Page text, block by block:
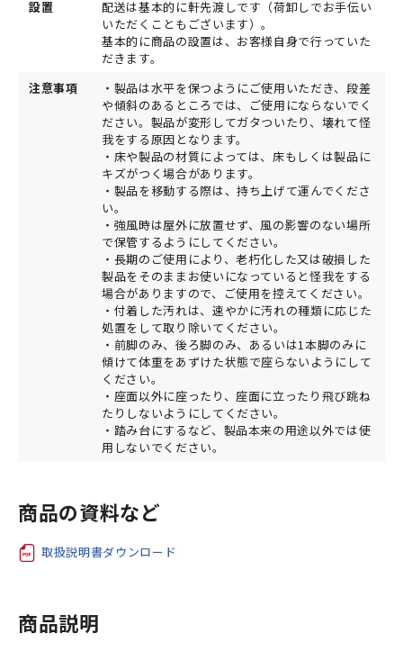
設置
配送は基本的に軒先渡しです（荷卸しでお手伝い
いただくこともございます）。
基本的に商品の設置は、お客様自身で行っていた
だきます。
注意事項
・製品は水平を保つようにご使用いただき、段差
や傾斜のあるところでは、ご使用にならないでく
ださい。製品が変形してガタついたり、壊れて怪
我をする原因となります。
・床や製品の材質によっては、床もしくは製品に
キズがつく場合があります。
・製品を移動する際は、持ち上げて運んでくださ
い。
・強風時は屋外に放置せず、風の影響のない場所
で保管するようにしてください。
・長期のご使用により、老朽化した又は破損した
製品をそのままお使いになっていると怪我をする
場合がありますので、ご使用を控えてください。
・付着した汚れは、速やかに汚れの種類に応じた
処置をして取り除いてください。
・前脚のみ、後ろ脚のみ、あるいは1本脚のみに
傾けて体重をあずけた状態で座らないようにして
ください。
・座面以外に座ったり、座面に立ったり飛び跳ね
たりしないようにしてください。
・踏み台にするなど、製品本来の用途以外では使
用しないでください。
商品の資料など
取扱説明書ダウンロード
商品説明